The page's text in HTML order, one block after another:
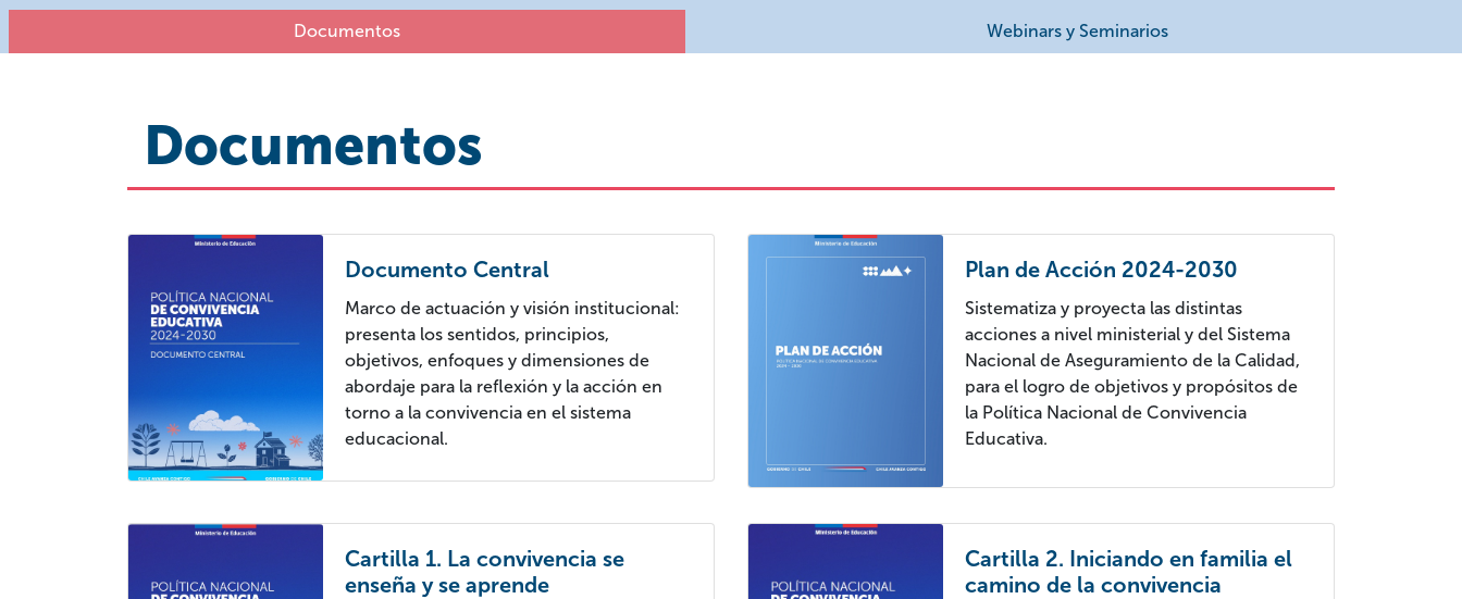
Documentos Webinars y Seminarios
Documentos
Documento Central
Marco de actuación y visión institucional:
presenta los sentidos, principios,
objetivos, enfoques y dimensiones de
abordaje para la reflexión y la acción en
torno a la convivencia en el sistema
educacional.
Plan de Acción 2024-2030
Sistematiza y proyecta las distintas
acciones a nivel ministerial y del Sistema
Nacional de Aseguramiento de la Calidad,
para el logro de objetivos y propósitos de
la Política Nacional de Convivencia
Educativa.
Cartilla 1. La convivencia se
enseña y se aprende
Cartilla 2. Iniciando en familia el
camino de la convivencia